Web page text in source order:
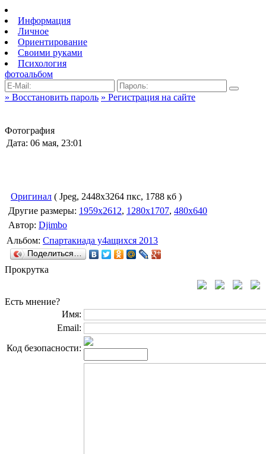
Информация
Личное
Ориентирование
Своими руками
Психология
фотоальбом
» Восстановить пароль » Регистрация на сайте
Фотография
Дата: 06 мая, 23:01
Оригинал ( Jpeg, 2448x3264 пкс, 1788 кб )
Другие размеры: 1959x2612, 1280x1707, 480x640
Автор: Djimbo
Альбом: Спартакиада у4ащихся 2013
Поделиться…
Прокрутка
Есть мнение?
Имя:
Email:
Код безопасности: